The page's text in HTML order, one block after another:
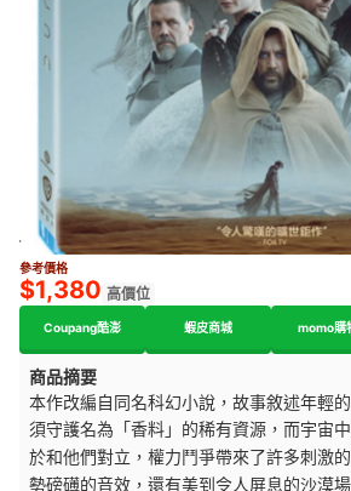
參考價格
$1,380 高價位
Coupang酷澎 蝦皮商城 momo購
商品摘要
本作改編自同名科幻小說，故事敘述年輕
須守護名為「香料」的稀有資源，而宇宙
於和他們對立，權力鬥爭帶來了許多刺激
勢磅礡的音效，還有美到令人屏息的沙漠